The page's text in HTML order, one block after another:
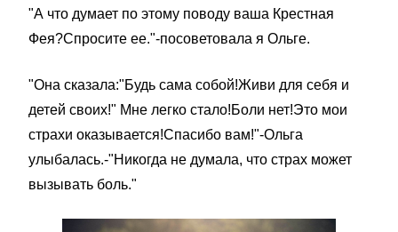
"А что думает по этому поводу ваша Крестная
Фея?Спросите ее."-посоветовала я Ольге.
"Она сказала:"Будь сама собой!Живи для себя и
детей своих!" Мне легко стало!Боли нет!Это мои
страхи оказывается!Спасибо вам!"-Ольга
улыбалась.-"Никогда не думала, что страх может
вызывать боль."